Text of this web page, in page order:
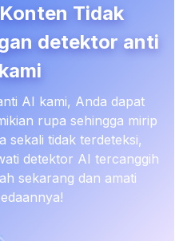
Tidak
detektor anti
AI kami, Anda dapat
rupa sehingga mirip
sekali tidak terdeteksi,
detektor AI tercanggih
sekarang dan amati